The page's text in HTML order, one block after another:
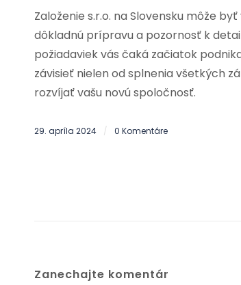
Založenie s.r.o. na Slovensku môže
dôkladnú prípravu a pozornosť k
požiadaviek vás čaká začiatok
závisieť nielen od splnenia všetkých
rozvíjať vašu novú spoločnosť.
29. apríla 2024 / 0 Komentáre
Zanechajte komentár